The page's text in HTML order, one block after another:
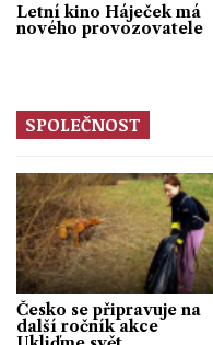
Letní kino Háječek má
nového provozovatele
SPOLEČNOST
Česko se připravuje na
další ročník akce